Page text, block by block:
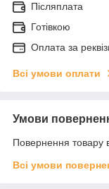
Післяплата
Готівкою
Оплата за
Всі умови оплати
Умови
Повернення товару
Всі умови